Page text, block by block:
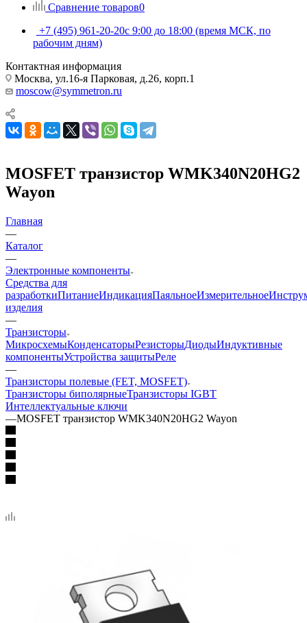
Сравнение товаров0
+7 (495) 961-20-20с 9:00 до 18:00 (время МСК, по
рабочим дням)
Контактная информация
Москва, ул.16-я Парковая, д.26, корп.1
moscow@symmetron.ru
MOSFET транзистор WMK340N20HG2
Wayon
Главная
—
Каталог
—
Электронные компоненты
Средства для
разработкиПитаниеИндикацияПаяльноеИзмерительное
изделия
—
Транзисторы
МикросхемыКонденсаторыРезисторыДиодыИндуктивные
компонентыУстройства защитыРеле
—
Транзисторы полевые (FET, MOSFET)
Транзисторы биполярныеТранзисторы IGBT
Интеллектуальные ключи
—MOSFET транзистор WMK340N20HG2 Wayon